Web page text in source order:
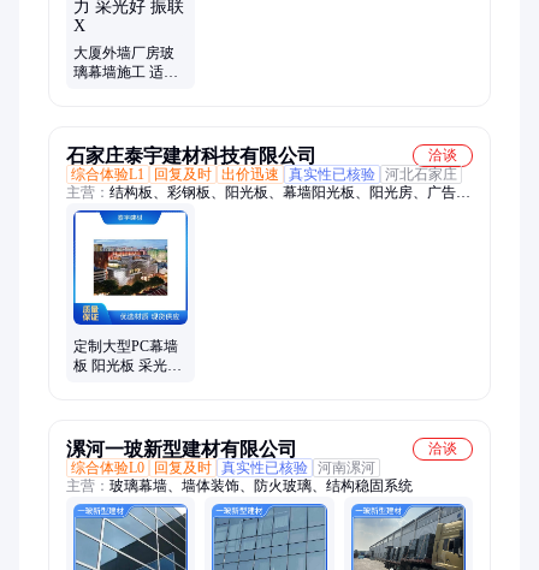
大厦外墙厂房玻
璃幕墙施工 适用
石家庄泰宇建材科技有限公司
洽谈
综合体验L1
回复及时 出价迅速 真实性已核验 河北石家庄
主营： 结构板、彩钢板、阳光板、幕墙阳光板、阳光房、广告
板、耐力板、插扣板、树脂瓦、pc洁光板、泰宇建材、防水板
材、石家庄泰宇
定制大型PC幕墙
板 阳光板 采光
漯河一玻新型建材有限公司
洽谈
综合体验L0
回复及时 真实性已核验 河南漯河
主营： 玻璃幕墙、墙体装饰、防火玻璃、结构稳固系统